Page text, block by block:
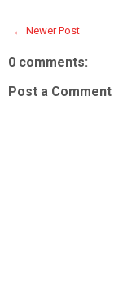
← Newer Post
0 comments:
Post a Comment